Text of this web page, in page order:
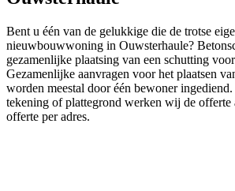
Bent u één van de gelukkige die de trotse
nieuwbouwwoning in Ouwsterhaule?
gezamenlijke plaatsing van een schutting
Gezamenlijke aanvragen voor het plaatsen
worden meestal door één bewoner
tekening of plattegrond werken wij de offerte
offerte per adres.